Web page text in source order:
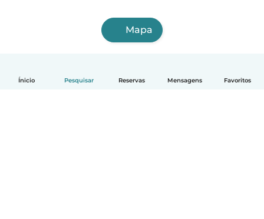
Ínicio Pesquisar Reservas Mensagens Favoritos
Mapa